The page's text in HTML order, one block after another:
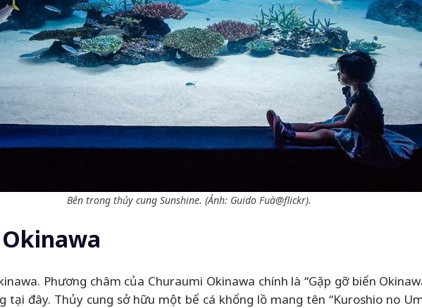
Bên trong thủy cung Sunshine. (Ảnh: Guido Fuà@flickr).
Phương châm của Churaumi Okinawa chính là “Gặp gỡ biển
tại đây. Thủy cung sở hữu một bể cá khổng lồ mang tên “Kuroshio no